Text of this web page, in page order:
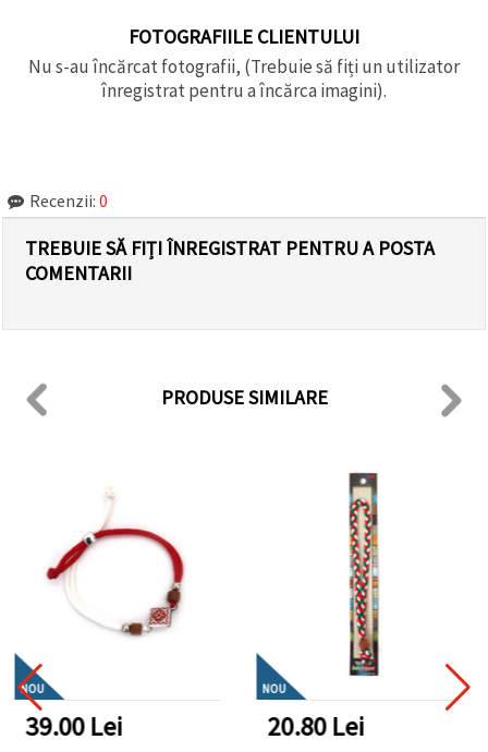
FOTOGRAFIILE CLIENTULUI
Nu s-au încărcat fotografii, (Trebuie să fiți un utilizator
înregistrat pentru a încărca imagini).
Recenzii: 0
TREBUIE SĂ FIȚI ÎNREGISTRAT PENTRU A POSTA
COMENTARII
PRODUSE SIMILARE
NOU
39.00 Lei
NOU
20.80 Lei